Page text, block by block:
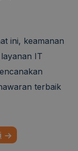
ini, keamanan
IT
terbaik